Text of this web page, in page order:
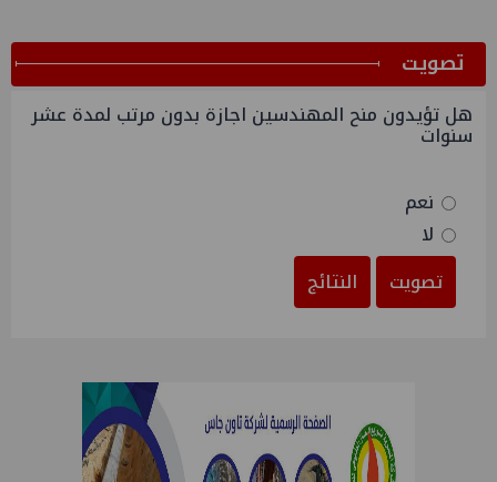
ﺗﺼﻮﻳﺖ
هل تؤيدون منح المهندسين اجازة بدون مرتب لمدة عشر
سنوات
نعم
لا
تصويت
النتائج